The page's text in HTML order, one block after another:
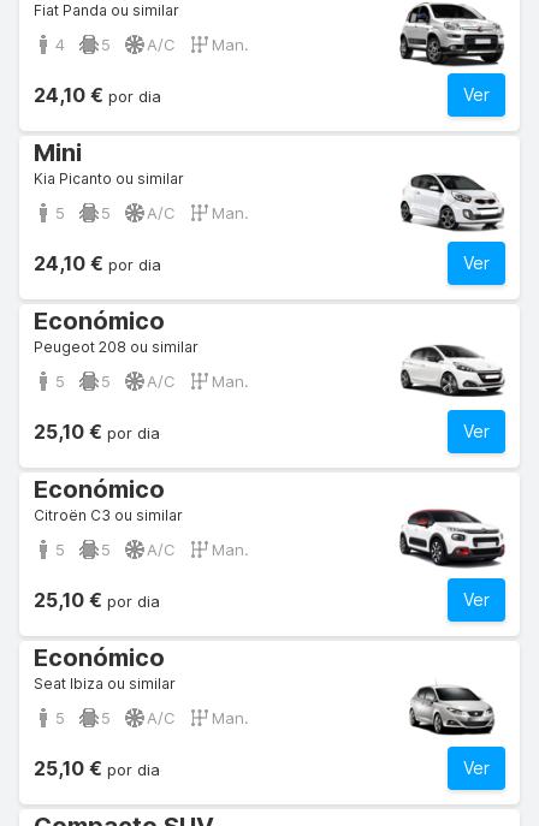
Fiat Panda ou similar
4 5 A/C Man.
Ver
24,10 € por dia
Mini
Kia Picanto ou similar
5 5 A/C Man.
Ver
24,10 € por dia
Económico
Peugeot 208 ou similar
5 5 A/C Man.
Ver
25,10 € por dia
Económico
Citroën C3 ou similar
5 5 A/C Man.
Ver
25,10 € por dia
Económico
Seat Ibiza ou similar
5 5 A/C Man.
Ver
25,10 € por dia